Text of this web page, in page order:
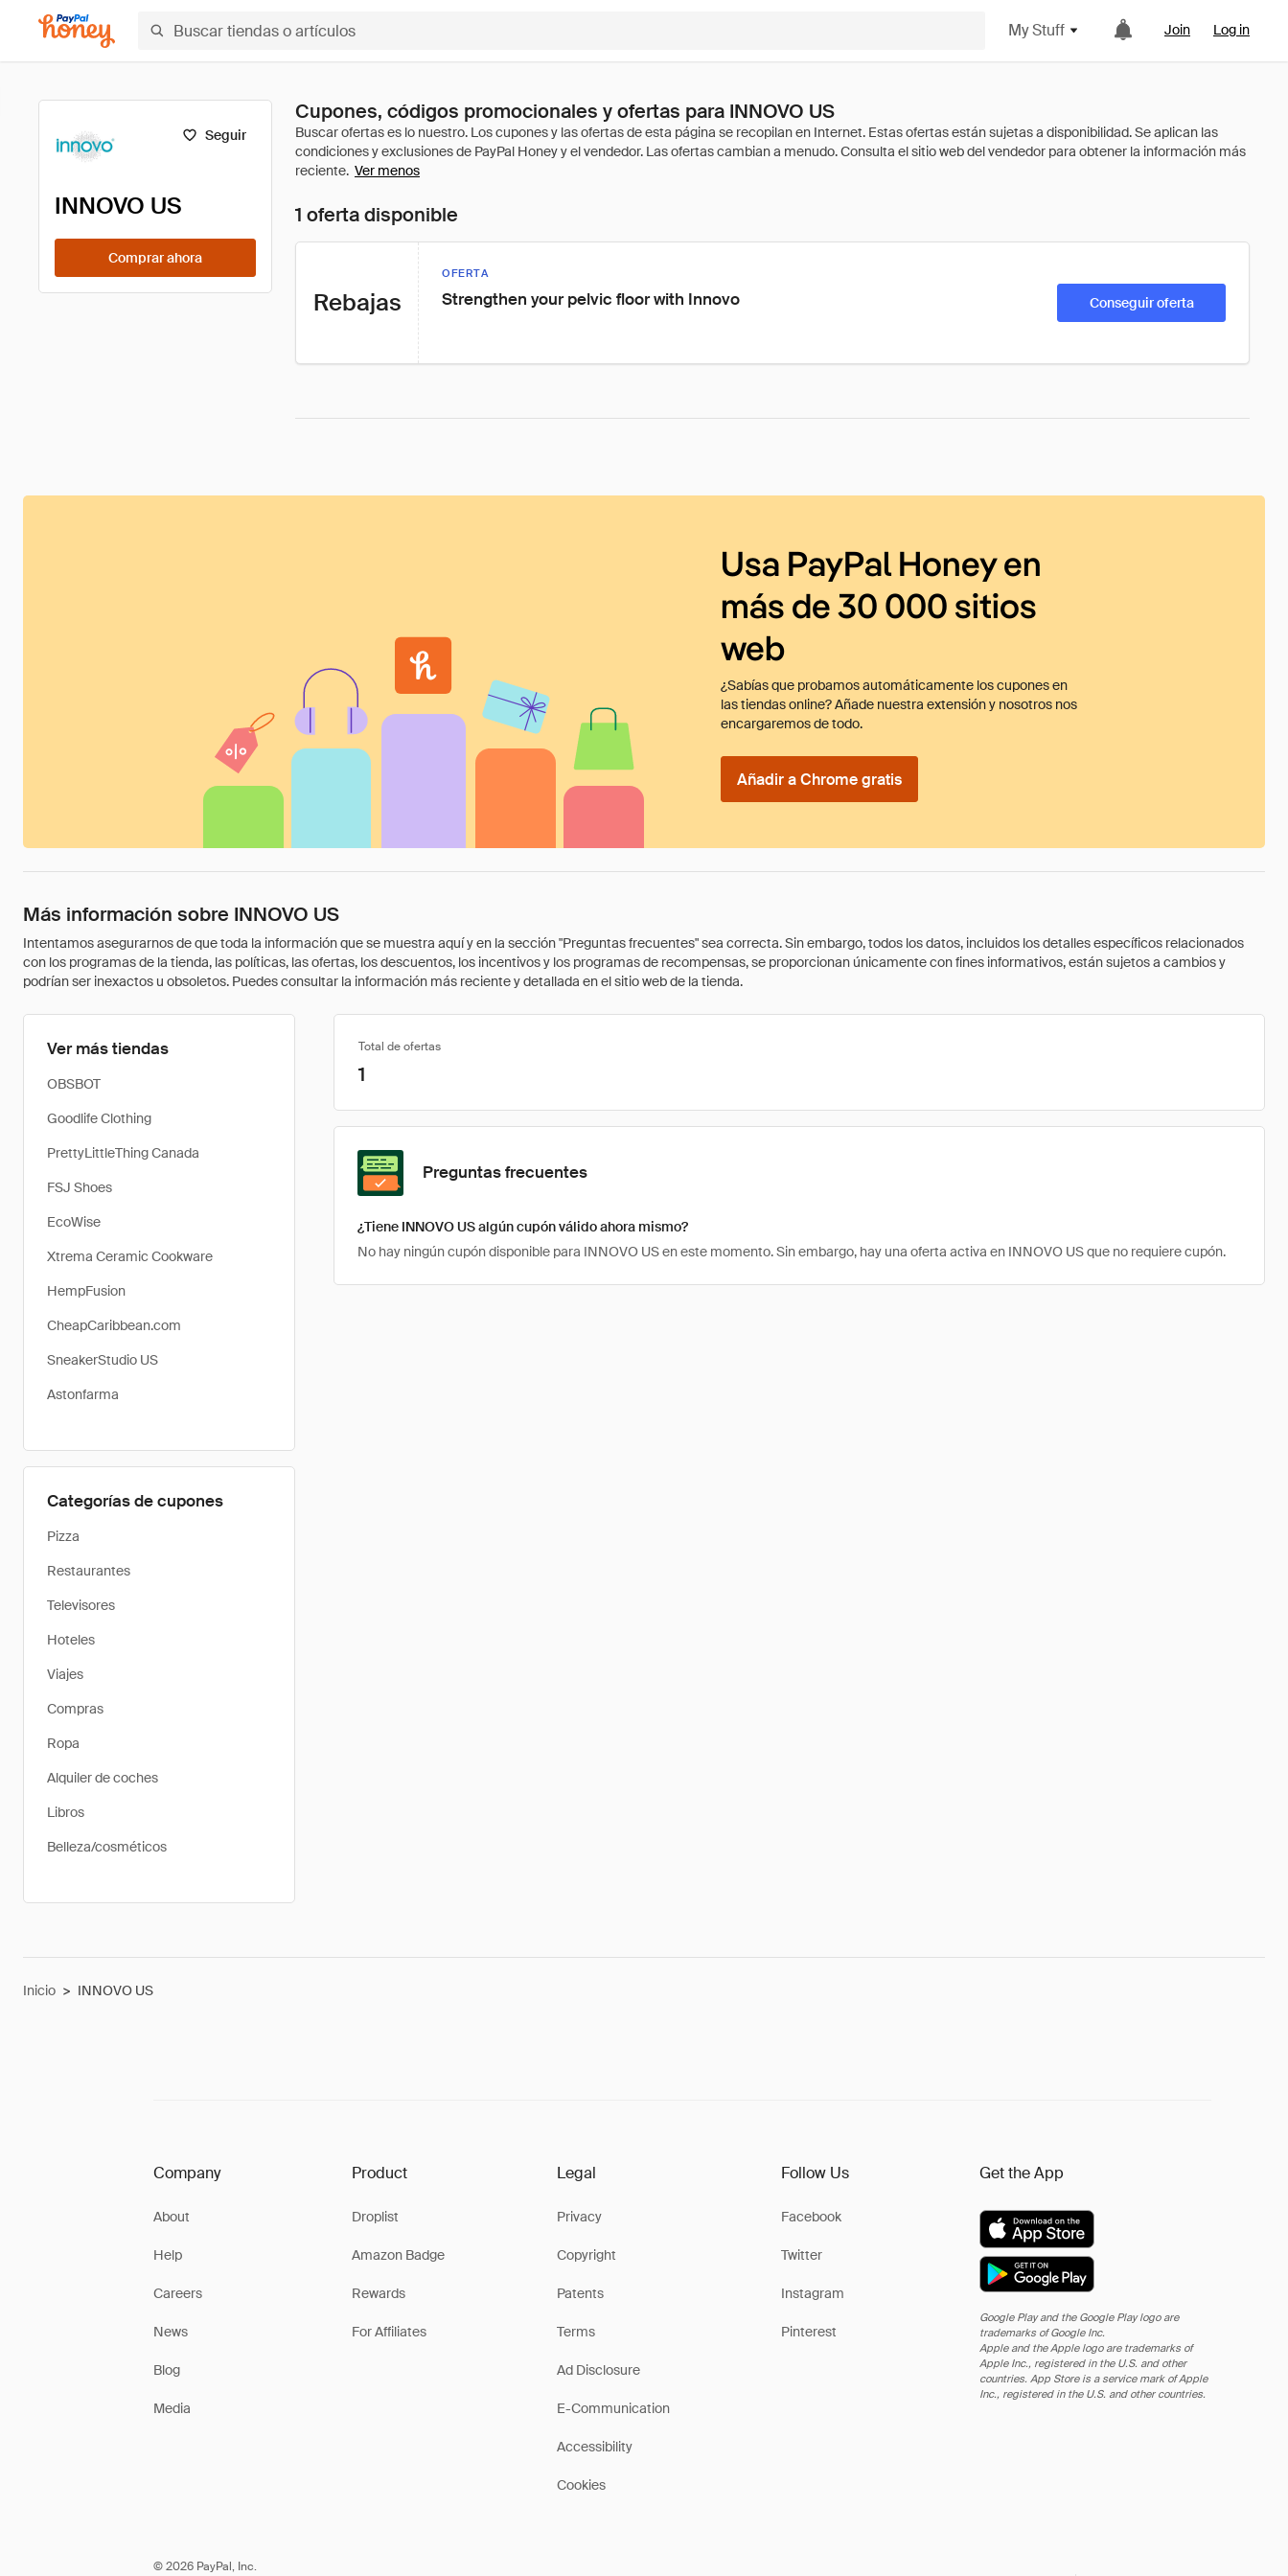
My Stuff Join Log in
Seguir
INNOVO US
Comprar ahora
Cupones, códigos promocionales y ofertas para INNOVO US
Ver menos
1 oferta disponible
Rebajas
OFERTA
Strengthen your pelvic floor with Innovo Conseguir oferta
Usa PayPal Honey en
más de 30 000 sitios
web
¿Sabías que probamos automáticamente los cupones en
las tiendas online? Añade nuestra extensión y nosotros nos
encargaremos de todo.
Añadir a Chrome gratis
Más información sobre INNOVO US
Intentamos asegurarnos de que toda la información que se muestra aquí y en la sección "Preguntas frecuentes" sea correcta. Sin embargo, todos los datos, incluidos los detalles específicos relacionados
con los programas de la tienda, las políticas, las ofertas, los descuentos, los incentivos y los programas de recompensas, se proporcionan únicamente con fines informativos, están sujetos a cambios y
podrían ser inexactos u obsoletos. Puedes consultar la información más reciente y detallada en el sitio web de la tienda.
Ver más tiendas
OBSBOT
Goodlife Clothing
PrettyLittleThing Canada
FSJ Shoes
EcoWise
Xtrema Ceramic Cookware
HempFusion
CheapCaribbean.com
SneakerStudio US
Astonfarma
Categorías de cupones
Pizza
Restaurantes
Televisores
Hoteles
Viajes
Compras
Ropa
Alquiler de coches
Libros
Belleza/cosméticos
Total de ofertas
1
Preguntas frecuentes
¿Tiene INNOVO US algún cupón válido ahora mismo?
No hay ningún cupón disponible para INNOVO US en este momento. Sin embargo, hay una oferta activa en INNOVO US que no requiere cupón.
Inicio > INNOVO US
Company
About
Help
Careers
News
Blog
Media
Product
Droplist
Amazon Badge
Rewards
For Affiliates
Legal
Privacy
Copyright
Patents
Terms
Ad Disclosure
E-Communication
Accessibility
Cookies
Follow Us
Facebook
Twitter
Instagram
Pinterest
Get the App
Google Play and the Google Play logo are
trademarks of Google Inc.
Apple and the Apple logo are trademarks of
Apple Inc., registered in the U.S. and other
countries. App Store is a service mark of Apple
Inc., registered in the U.S. and other countries.
© 2026 PayPal, Inc.